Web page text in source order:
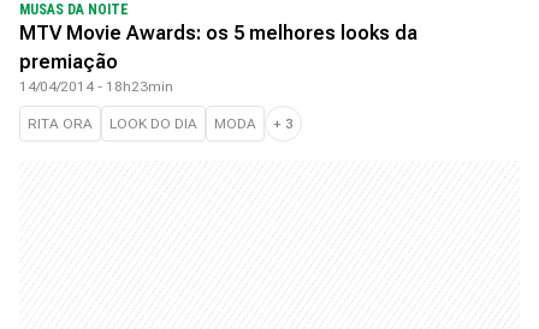
MUSAS DA NOITE
MTV Movie Awards: os 5 melhores looks da
premiação
14/04/2014 - 18h23min
RITA ORA LOOK DO DIA MODA + 3